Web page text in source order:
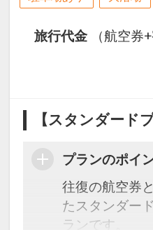
旅行代金
（航空
【スタンダード
プランのポイ
往復の航空券
たスタンダー
ランです。